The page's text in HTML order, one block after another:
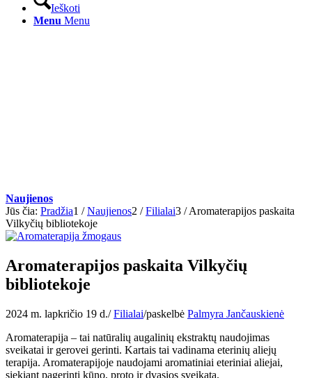
Ieškoti
Menu Menu
Naujienos
Jūs čia: Pradžia1 / Naujienos2 / Filialai3 / Aromaterapijos paskaita
Vilkyčių bibliotekoje
Aromaterapijos paskaita Vilkyčių
bibliotekoje
2024 m. lapkričio 19 d./ Filialai/paskelbė Palmyra Jančauskienė
Aromaterapija – tai natūralių augalinių ekstraktų naudojimas
sveikatai ir gerovei gerinti. Kartais tai vadinama eterinių aliejų
terapija. Aromaterapijoje naudojami aromatiniai eteriniai aliejai,
siekiant pagerinti kūno, proto ir dvasios sveikatą.